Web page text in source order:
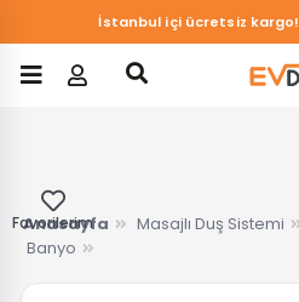
İstanbul içi ücretsiz kargo!
Favorilerim
Anasayfa Masajlı Duş Sistemi
Banyo